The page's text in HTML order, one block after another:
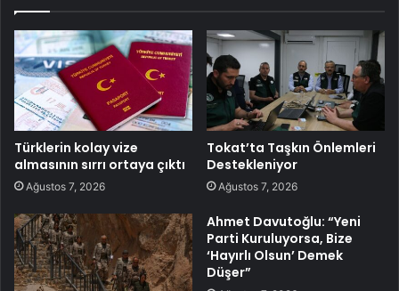
Türklerin kolay vize
almasının sırrı ortaya çıktı
Ağustos 7, 2026
Tokat’ta Taşkın Önlemleri
Destekleniyor
Ağustos 7, 2026
Ahmet Davutoğlu: “Yeni
Parti Kuruluyorsa, Bize
‘Hayırlı Olsun’ Demek
Düşer”